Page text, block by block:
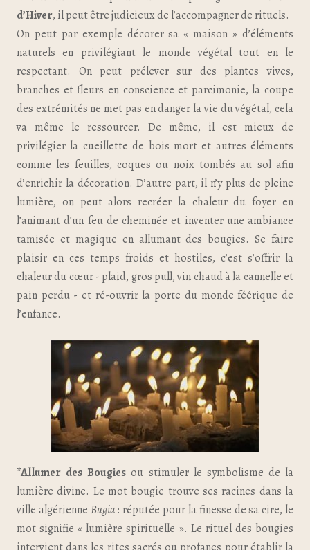
d’Hiver, il peut être judicieux de l’accompagner de rituels.
On peut par exemple décorer sa « maison » d’éléments
naturels en privilégiant le monde végétal tout en le
respectant. On peut prélever sur des plantes vives,
branches et fleurs en conscience et parcimonie, la coupe
des extrémités ne met pas en danger la vie du végétal, cela
va même le ressourcer. De même, il est mieux de
privilégier la cueillette de bois mort et autres éléments
comme les feuilles, coques ou noix tombés au sol afin
d’enrichir la décoration. D’autre part, il n’y plus de pleine
lumière, on peut alors recréer la chaleur du foyer en
l’animant d’un feu de cheminée et inventer une ambiance
tamisée et magique en allumant des bougies. Se faire
plaisir en ces temps froids et hostiles, c’est s’offrir la
chaleur du cœur - plaid, gros pull, vin chaud à la cannelle et
pain perdu - et ré-ouvrir la porte du monde féérique de
l’enfance.
*Allumer des Bougies ou stimuler le symbolisme de la
lumière divine. Le mot bougie trouve ses racines dans la
ville algérienne Bugia: réputée pour la finesse de sa cire, le
mot signifie « lumière spirituelle ». Le rituel des bougies